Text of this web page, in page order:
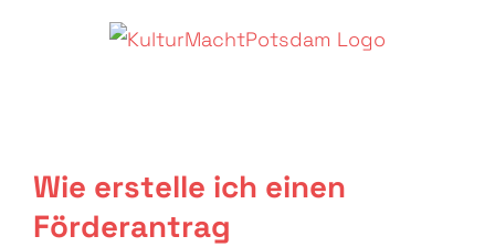
Wie erstelle ich einen
Förderantrag